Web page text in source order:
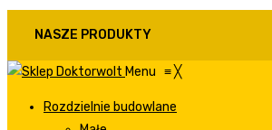
NASZE PRODUKTY
Menu ≡╳
Rozdzielnie budowlane